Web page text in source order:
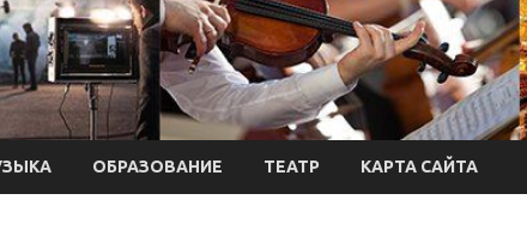
ОБРАЗОВАНИЕ ТЕАТР КАРТА САЙТА